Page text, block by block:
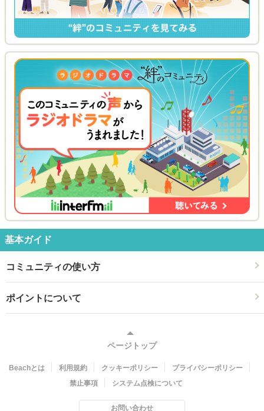
基本ガイド
コミュニティの使い方
ポイントについて
ページトップ
Beachとは 利用規約 クッキーポリシー
プライバシーポリシー
禁止事項
システム点検について
お問い合わせ